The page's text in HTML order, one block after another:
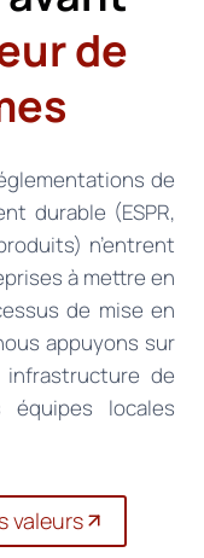
de
de
durable (ESPR,
n’entrent
à mettre en
de mise en
appuyons sur
de
locales
valeurs